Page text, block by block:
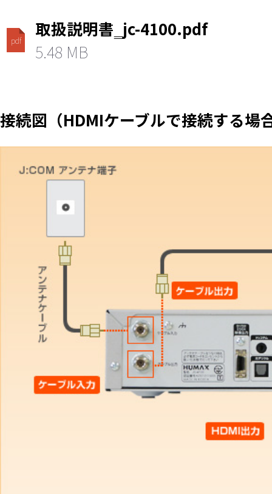
pdf
取扱説明書‗jc-4100.pdf
5.48 MB
接続図（HDMIケーブルで接続する場